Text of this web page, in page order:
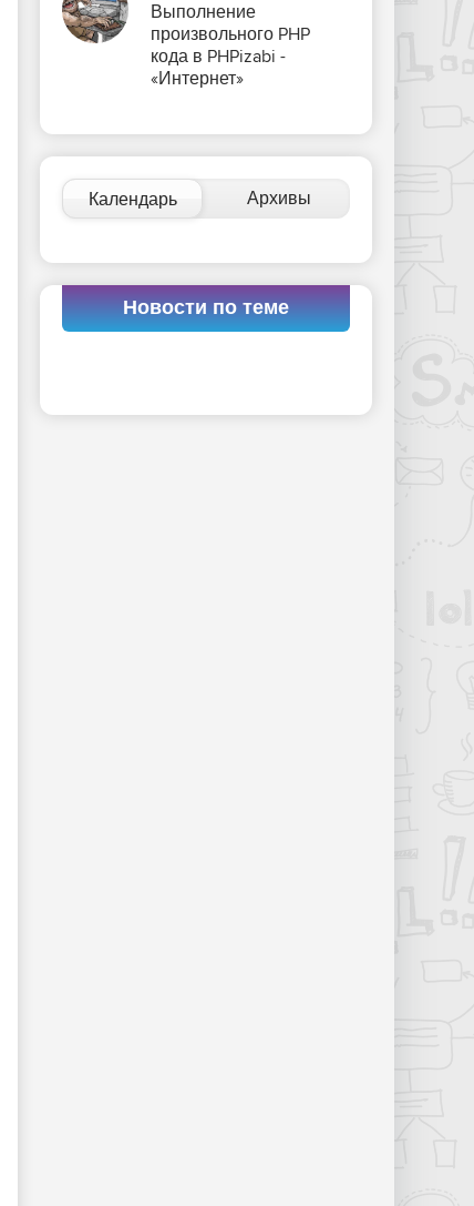
Выполнение
произвольного PHP
кода в PHPizabi -
«Интернет»
Календарь Архивы
Новости по теме